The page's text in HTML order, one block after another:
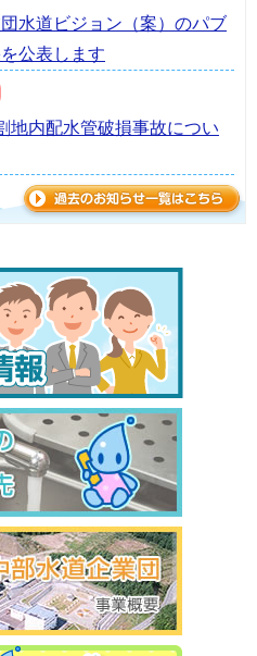
水道ビジョン（案）のパブ
公表します
地内配水管破損事故につい